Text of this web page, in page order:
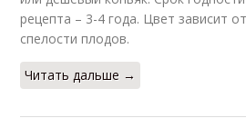
Настойка из лимона
рецепта – 3-4 года. Цвет зависит
спелости плодов.
Читать дальше →